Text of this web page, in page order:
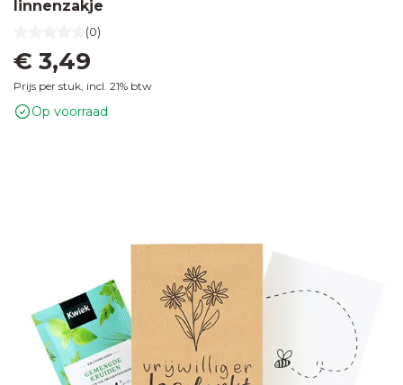
linnenzakje
(0)
€ 3,49
Prijs per stuk, incl. 21% btw
Op voorraad